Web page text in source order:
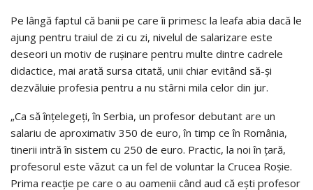
Pe lângă faptul că banii pe care îi primesc la leafa abia dacă le
ajung pentru traiul de zi cu zi, nivelul de salarizare este
deseori un motiv de ruşinare pentru multe dintre cadrele
didactice, mai arată sursa citată, unii chiar evitând să-şi
dezvăluie profesia pentru a nu stârni mila celor din jur.
„Ca să înţelegeţi, în Serbia, un profesor debutant are un
salariu de aproximativ 350 de euro, în timp ce în România,
tinerii intră în sistem cu 250 de euro. Practic, la noi în ţară,
profesorul este văzut ca un fel de voluntar la Crucea Roşie.
Prima reacţie pe care o au oamenii când aud că eşti profesor